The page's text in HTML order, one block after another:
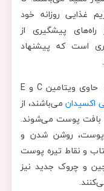
‌غذایی روزانه خود
پیشگیری از
است که پیشنهاد
سرم‌های پوستی که حاوی ویتامین C و E
‌اکسیدانمی‌باشند، از
بافت پوست می‌شوند.
پوست، روشن شدن و
و نقاط تیره‌ پوست
چین و چروک جدید نیز